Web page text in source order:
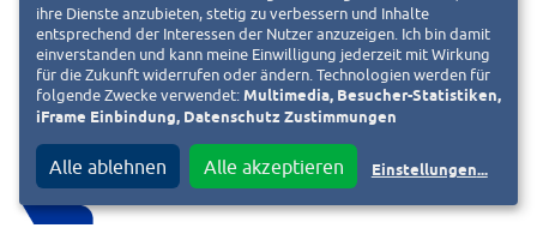
ihre Dienste anzubieten, stetig zu verbessern und Inhalte
entsprechend der Interessen der Nutzer anzuzeigen. Ich bin damit
einverstanden und kann meine Einwilligung jederzeit mit Wirkung
für die Zukunft widerrufen oder ändern. Technologien werden für
folgende Zwecke verwendet: Multimedia, Besucher-Statistiken,
iFrame Einbindung, Datenschutz Zustimmungen
Alle ablehnen Alle akzeptieren Einstellungen...